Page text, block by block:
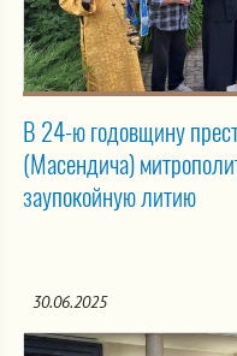
В 24-ю годовщину
(Масендича)
заупокойную литию
30.06.2025